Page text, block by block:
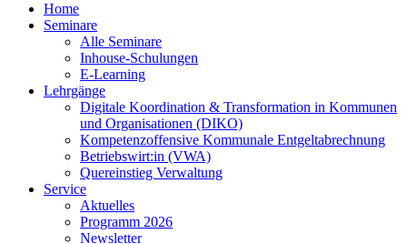
Home
Seminare
Alle Seminare
Inhouse-Schulungen
E-Learning
Lehrgänge
Digitale Koordination & Transformation in Kommunen
und Organisationen (DIKO)
Kompetenzoffensive Kommunale Entgeltabrechnung
Betriebswirt:in (VWA)
Quereinstieg Verwaltung
Service
Aktuelles
Programm 2026
Newsletter